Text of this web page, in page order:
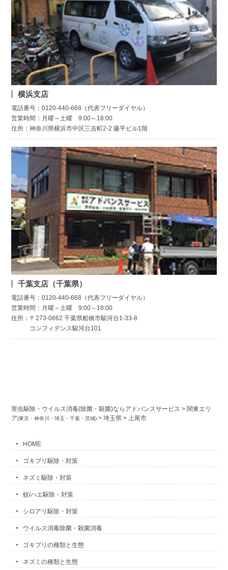
横浜支店
電話番号：0120-440-668（代表フリーダイヤル）
営業時間：月曜～土曜 9:00～18:00
住所：神奈川県横浜市中区三吉町2-2 藤平ビル1階
千葉支店（千葉県）
電話番号：0120-440-668（代表フリーダイヤル）
営業時間：月曜～土曜 9:00～18:00
住所：〒273-0862 千葉県船橋市駿河台1-33-8
コンフィデンス駿河台101
害虫駆除・ウイルス消毒(除菌・殺菌)ならアドバンスサービス > 関東エリ
ア(東京・神奈川・埼玉・千葉・茨城) >埼玉県 >上尾市
HOME
ゴキブリ駆除・対策
ネズミ駆除・対策
蚊/ハエ駆除・対策
シロアリ駆除・対策
ウイルス消毒除菌・殺菌消毒
ゴキブリの種類と生態
ネズミの種類と生態